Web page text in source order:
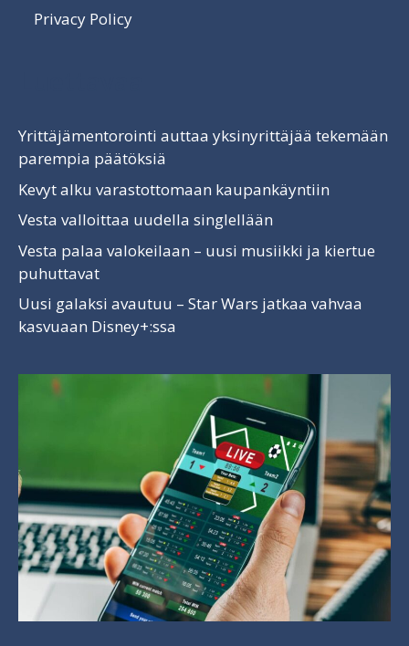
Privacy Policy
Yrittäjämentorointi auttaa yksinyrittäjää tekemään
parempia päätöksiä
Kevyt alku varastottomaan kaupankäyntiin
Vesta valloittaa uudella singlellään
Vesta palaa valokeilaan – uusi musiikki ja kiertue
puhuttavat
Uusi galaksi avautuu – Star Wars jatkaa vahvaa
kasvuaan Disney+:ssa